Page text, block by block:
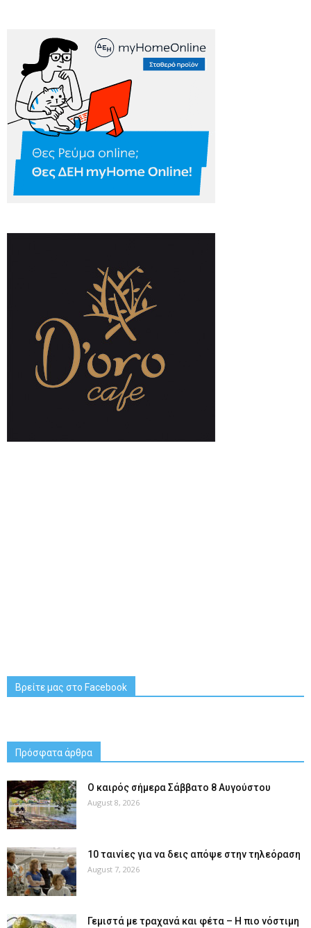
Βρείτε μας στο Facebook
Πρόσφατα άρθρα
Ο καιρός σήμερα Σάββατο 8 Αυγούστου
August 8, 2026
10 ταινίες για να δεις απόψε στην τηλεόραση
August 7, 2026
Γεμιστά με τραχανά και φέτα – Η πιο νόστιμη